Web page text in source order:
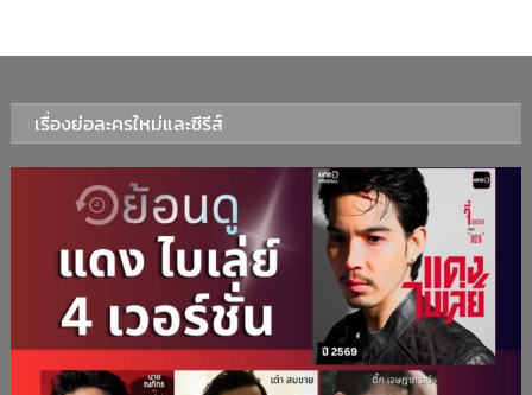
เรื่องย่อละครใหม่และซีรีส์